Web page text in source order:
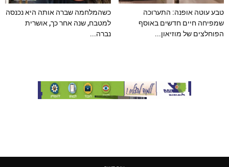
טבע עוטה אופנה: התערוכה
שמפיחה חיים חדשים באוסף
הפוחלצים של מוזיאון...
כשהמלחמה שברה אותה היא נכנסה
למטבח, שנה אחר כך, אושרית
נברה...